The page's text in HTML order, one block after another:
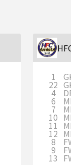
1
22
4
6
7
10
11
12
8
9
13